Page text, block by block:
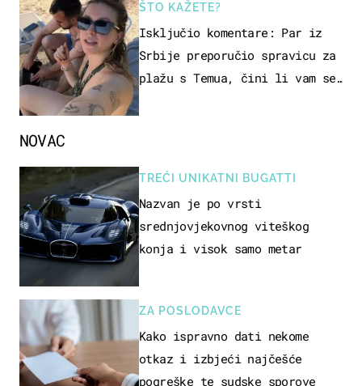
ŠTO KAŽETE?
Isključio komentare: Par iz
Srbije preporučio spravicu za
plažu s Temua, čini li vam se
NOVAC
TREĆI UNIKATNI BUGATTI
Nazvan je po vrsti
srednjovjekovnog viteškog
konja i visok samo metar
ZA POSLODAVCE
Kako ispravno dati nekome
otkaz i izbjeći najčešće
pogreške te sudske sporove